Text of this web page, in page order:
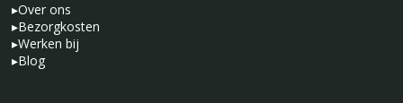
▸Over ons
▸Bezorgkosten
▸Werken bij
▸Blog